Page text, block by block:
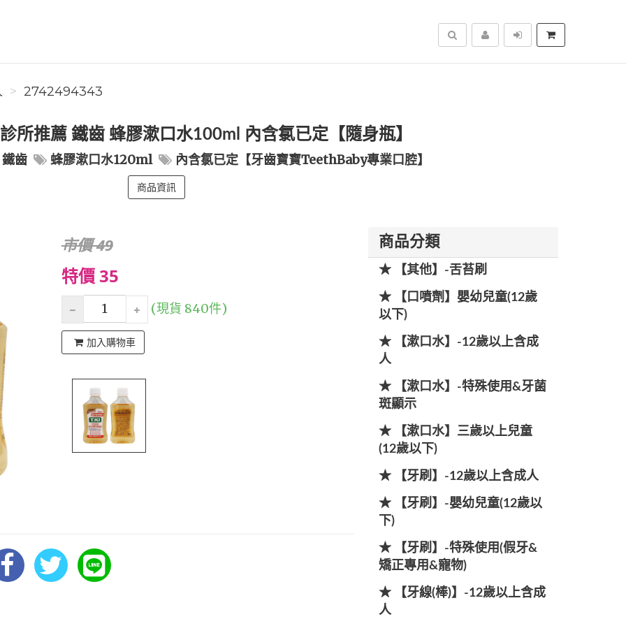
搜尋
2742494343
所推薦 鐵齒 蜂膠漱口水100ml 內含氯已定【隨身瓶】
鐵齒 蜂膠漱口水120ml 內含氯已定【牙齒寶寶TeethBaby專業口腔】
商品資訊
市價 49
特價 35
(現貨 840件)
加入購物車
商品分類
★ 【其他】-舌苔刷
★ 【口噴劑】嬰幼兒童(12歲
以下)
★ 【漱口水】-12歲以上含成
人
★ 【漱口水】-特殊使用&牙菌
斑顯示
★ 【漱口水】三歲以上兒童
(12歲以下)
★ 【牙刷】-12歲以上含成人
★ 【牙刷】-嬰幼兒童(12歲以
下)
★ 【牙刷】-特殊使用(假牙&
矯正專用&寵物)
★ 【牙線(棒)】-12歲以上含成
人